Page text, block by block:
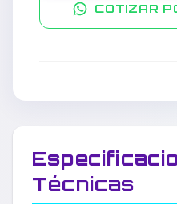
COTIZAR
Técnicas